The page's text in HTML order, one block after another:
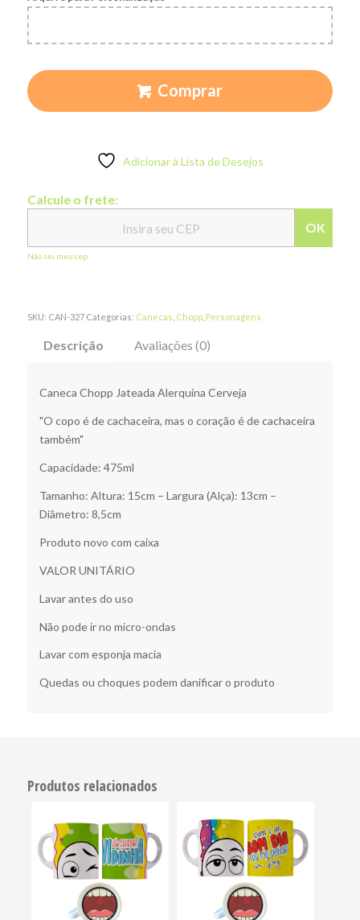
Comprar
Adicionar à Lista de Desejos
Calcule o frete:
OK
Não sei meu cep
SKU: CAN-327 Categorias: Canecas Chopp, Personagens
Descrição Avaliações (0)
Caneca Chopp Jateada Alerquina Cerveja
"O copo é de cachaceira, mas o coração é de cachaceira
também"
Capacidade: 475ml
Tamanho: Altura: 15cm – Largura (Alça): 13cm –
Diâmetro: 8,5cm
Produto novo com caixa
VALOR UNITÁRIO
Lavar antes do uso
Não pode ir no micro-ondas
Lavar com esponja macia
Quedas ou choques podem danificar o produto
Produtos relacionados